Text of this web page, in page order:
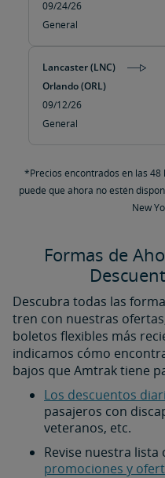
09/24/26
General
Lancaster (LNC)
Orlando (ORL)
09/12/26
General
*Precios encontrados en las
puede que ahora no estén
New
Formas de
Descubra todas las
tren con nuestras
boletos flexibles más
indicamos cómo
bajos que Amtrak tiene
Los descuentos
pasajeros con
veteranos, etc.
Revise nuestra lista
promociones y